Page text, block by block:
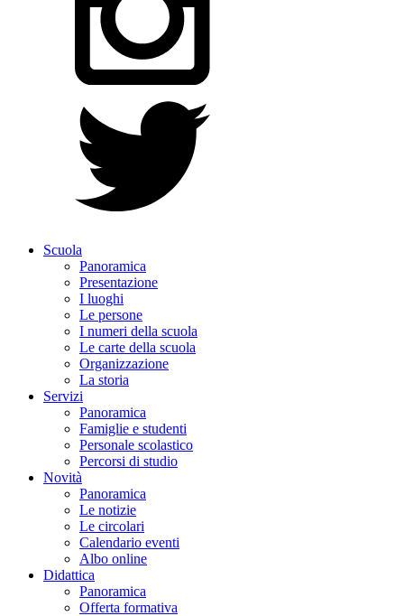
Scuola
Panoramica
Presentazione
I luoghi
Le persone
I numeri della scuola
Le carte della scuola
Organizzazione
La storia
Servizi
Panoramica
Famiglie e studenti
Personale scolastico
Percorsi di studio
Novità
Panoramica
Le notizie
Le circolari
Calendario eventi
Albo online
Didattica
Panoramica
Offerta formativa